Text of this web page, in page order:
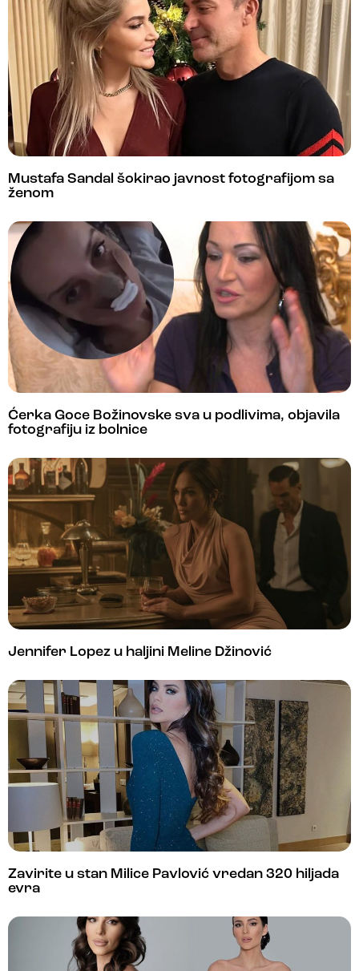
Mustafa Sandal šokirao javnost fotografijom sa
ženom
Ćerka Goce Božinovske sva u podlivima, objavila
fotografiju iz bolnice
Jennifer Lopez u haljini Meline Džinović
Zavirite u stan Milice Pavlović vredan 320 hiljada
evra